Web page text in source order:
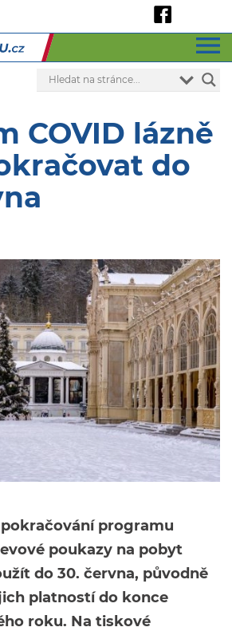
COVID lázně
do
programu
poukazy na pobyt
do 30. června, původně
platností do konce
roku. Na tiskové